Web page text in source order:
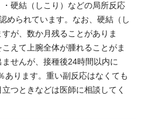
硬結（しこり）などの局所反応
められています。なお、硬結（し
が、数か月残ることがありま
えて上腕全体が腫れることがま
せんが、接種後24時間以内に
ります。重い副反応はなくても
つときなどは医師に相談してく